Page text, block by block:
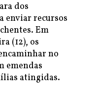
dos
enviar recursos
Em
(12), os
no
emendas
atingidas.